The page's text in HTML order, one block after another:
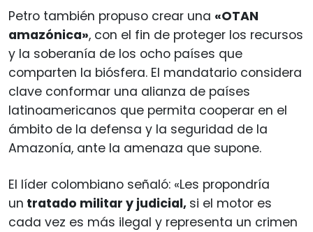
Petro también propuso crear una «OTAN
amazónica», con el fin de proteger los recursos
y la soberanía de los ocho países que
comparten la biósfera. El mandatario considera
clave conformar una alianza de países
latinoamericanos que permita cooperar en el
ámbito de la defensa y la seguridad de la
Amazonía, ante la amenaza que supone.
El líder colombiano señaló: «Les propondría
un tratado militar y judicial, si el motor es
cada vez es más ilegal y representa un crimen